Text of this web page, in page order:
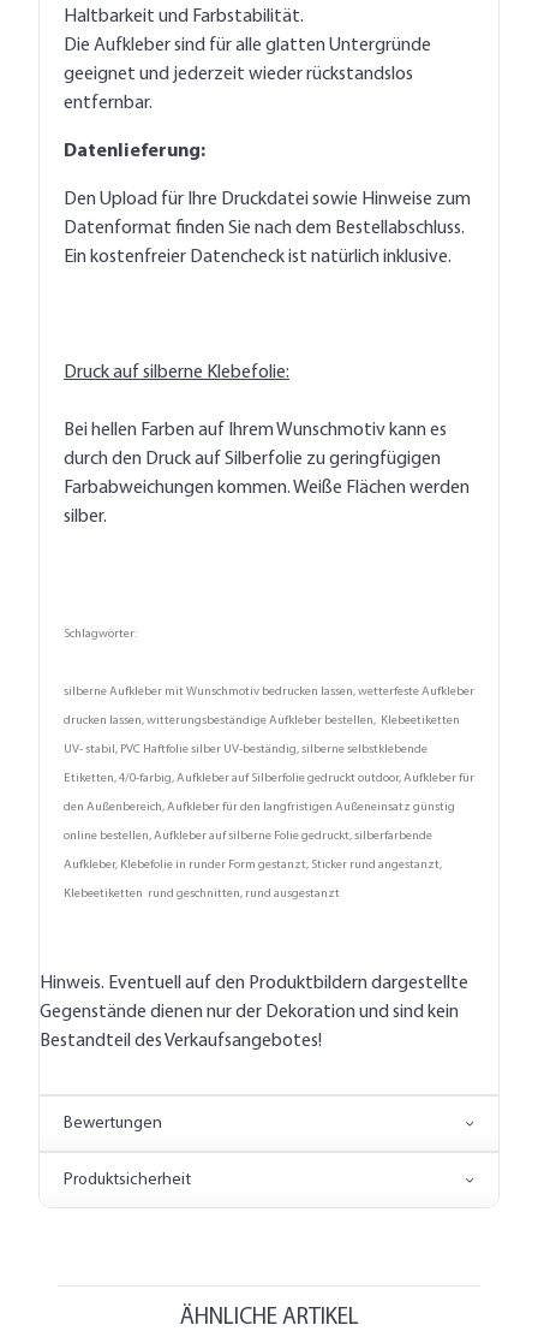
Haltbarkeit und Farbstabilität.
Die Aufkleber sind für alle glatten Untergründe
geeignet und jederzeit wieder rückstandslos
entfernbar.
Datenlieferung:
Den Upload für Ihre Druckdatei sowie Hinweise zum
Datenformat finden Sie nach dem Bestellabschluss.
Ein kostenfreier Datencheck ist natürlich inklusive.
Druck auf silberne Klebefolie:
Bei hellen Farben auf Ihrem Wunschmotiv kann es
durch den Druck auf Silberfolie zu geringfügigen
Farbabweichungen kommen. Weiße Flächen werden
silber.
Schlagwörter:
silberne Aufkleber mit Wunschmotiv bedrucken lassen, wetterfeste Aufkleber
drucken lassen, witterungsbeständige Aufkleber bestellen, Klebeetiketten
UV- stabil, PVC Haftfolie silber UV-beständig, silberne selbstklebende
Etiketten, 4/0-farbig, Aufkleber auf Silberfolie gedruckt outdoor, Aufkleber für
den Außenbereich, Aufkleber für den langfristigen Außeneinsatz günstig
online bestellen, Aufkleber auf silberne Folie gedruckt, silberfarbende
Aufkleber, Klebefolie in runder Form gestanzt, Sticker rund angestanzt,
Klebeetiketten rund geschnitten, rund ausgestanzt
Hinweis. Eventuell auf den Produktbildern dargestellte
Gegenstände dienen nur der Dekoration und sind kein
Bestandteil des Verkaufsangebotes!
Bewertungen
Produktsicherheit
ÄHNLICHE ARTIKEL